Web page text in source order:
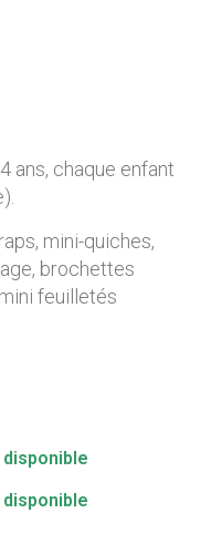
ans, chaque enfant
mini-quiches,
brochettes
feuilletés
disponible
disponible